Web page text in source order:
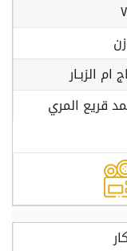
٧
ام الزبـار
قريع المري